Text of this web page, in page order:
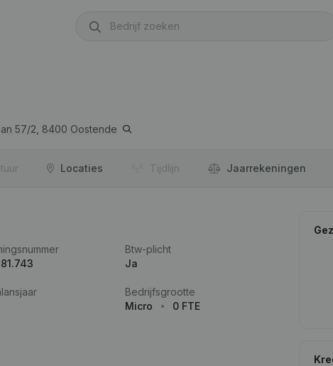
57/2, 8400 Oostende
Locaties Tijdlijn Jaar­rekeningen
Btw-plicht
Ja
Bedrijfsgrootte
Micro
0 FTE